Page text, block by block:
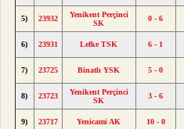
5) 23932
Yenikent Perçinci
SK
0 - 6
6) 23931 Lefke TSK 6 - 1
7) 23725 Binatlı YSK 5 - 0
8) 23723
Yenikent Perçinci
SK
3 - 6
9) 23717 Yenicami AK 10 - 0